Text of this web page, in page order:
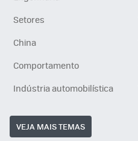
Setores
China
Comportamento
Indústria automobilística
VEJA MAIS TEMAS